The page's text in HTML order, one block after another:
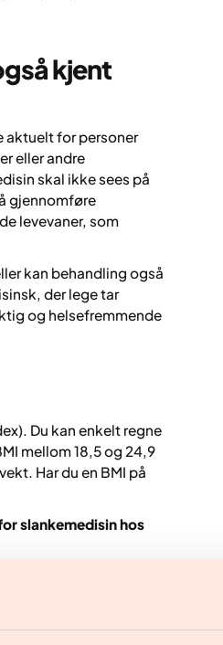
kjent
aktuelt for personer
eller andre
skal ikke sees på
gjennomføre
levevaner, som
kan behandling også
der lege tar
og helsefremmende
Du kan enkelt regne
mellom 18,5 og 24,9
Har du en BMI på
slankemedisin hos
tar hensyn til
med i vurderingen.